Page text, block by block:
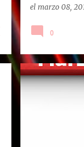
el marzo 08,
0
PODCAST